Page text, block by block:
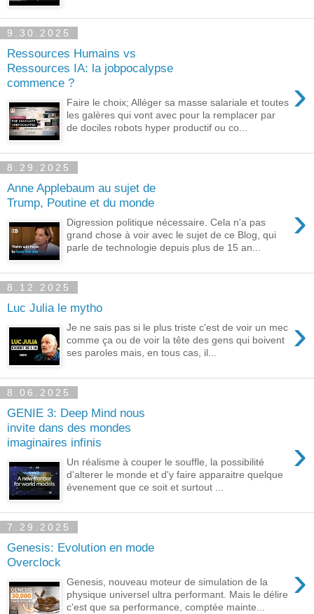
9.30.2025
Ressources Humains vs
Ressources IA: la jobpocalypse
commence ?
›
Faire le choix; Alléger sa masse salariale et toutes
les galères qui vont avec pour la remplacer par
de dociles robots hyper productif ou co...
8.29.2025
Anne Applebaum au sujet de
Trump, Poutine et du monde
›
Digression politique nécessaire. Cela n'a pas
grand chose à voir avec le sujet de ce Blog, qui
parle de technologie depuis plus de 15 an...
8.12.2025
Luc Julia le mytho
›
Je ne sais pas si le plus triste c'est de voir un mec
comme ça ou de voir la tête des gens qui boivent
ses paroles mais, en tous cas, il...
8.06.2025
GENIE 3: Deep Mind nous
invite dans des mondes
imaginaires infinis
›
Un réalisme à couper le souffle, la possibilité
d'alterer le monde et d'y faire apparaitre quelque
évenement que ce soit et surtout ...
7.29.2025
Genesis: Evolution en mode
Overclock
›
Genesis, nouveau moteur de simulation de la
physique universel ultra performant. Mais le délire
c'est que sa performance, comptée mainte...